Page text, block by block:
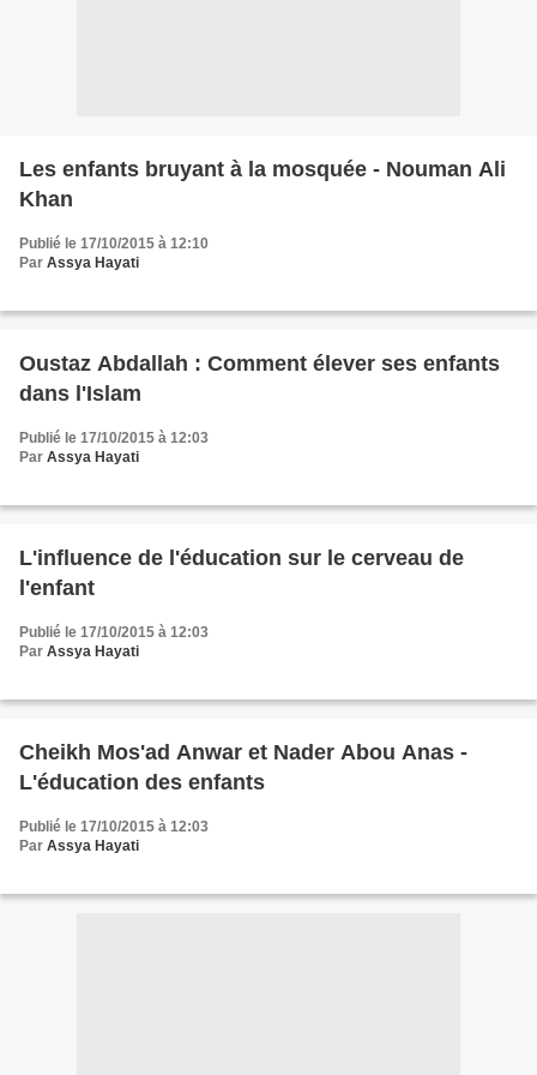
Les enfants bruyant à la mosquée - Nouman Ali
Khan
Publié le 17/10/2015 à 12:10
Par Assya Hayati
Oustaz Abdallah : Comment élever ses enfants
dans l'Islam
Publié le 17/10/2015 à 12:03
Par Assya Hayati
L'influence de l'éducation sur le cerveau de
l'enfant
Publié le 17/10/2015 à 12:03
Par Assya Hayati
Cheikh Mos'ad Anwar et Nader Abou Anas -
L'éducation des enfants
Publié le 17/10/2015 à 12:03
Par Assya Hayati